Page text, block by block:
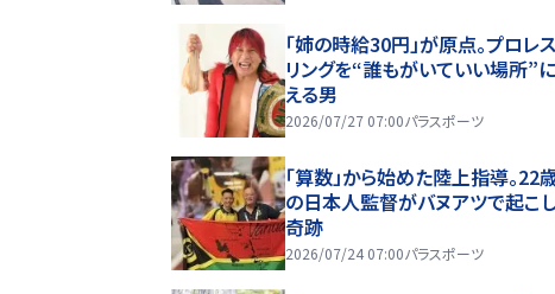
「姉の時給30円」が原点。プロレ
リングを“誰もがいていい場所”
える男
2026/07/27 07:00パラスポーツ
「算数」から始めた陸上指導。22
の日本人監督がバヌアツで起こ
奇跡
2026/07/24 07:00パラスポーツ